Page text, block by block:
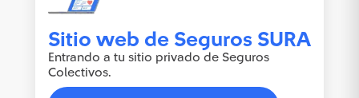
Sitio web de Seguros SURA
Entrando a tu sitio privado de Seguros
Colectivos.